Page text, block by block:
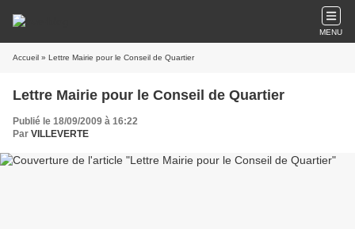
MENU
Accueil » Lettre Mairie pour le Conseil de Quartier
Lettre Mairie pour le Conseil de Quartier
Publié le 18/09/2009 à 16:22
Par VILLEVERTE